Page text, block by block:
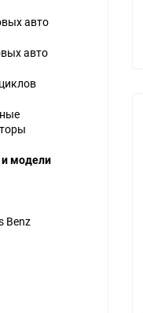
авто
авто
модели
Benz